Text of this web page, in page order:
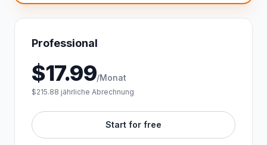
Professional
$17.99/Monat
$215.88 jährliche Abrechnung
Start for free